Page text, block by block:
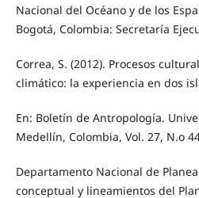
Nacional del Océano y de los
Bogotá, Colombia: Secretaría
Correa, S. (2012). Procesos
climático: la experiencia en dos
En: Boletín de Antropología.
Medellín, Colombia, Vol. 27, N.o
Departamento Nacional de
conceptual y lineamientos del